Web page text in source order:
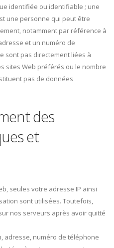
identifiée ou identifiable ; une
une personne qui peut être
notamment par référence à
et un numéro de
sont pas directement liées à
sites Web préférés ou le nombre
pas de données
des
et
seules votre adresse IP ainsi
sont utilisées. Toutefois,
nos serveurs après avoir quitté
adresse, numéro de téléphone